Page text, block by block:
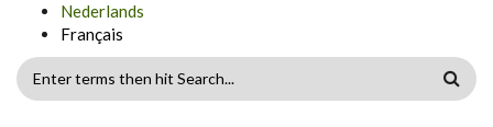
Nederlands
Français
FORMULAIRE